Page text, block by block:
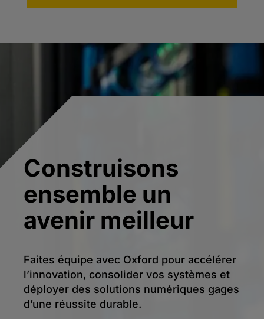
Construisons
ensemble un
avenir meilleur
Faites équipe avec Oxford pour accélérer
l’innovation, consolider vos systèmes et
déployer des solutions numériques gages
d’une réussite durable.